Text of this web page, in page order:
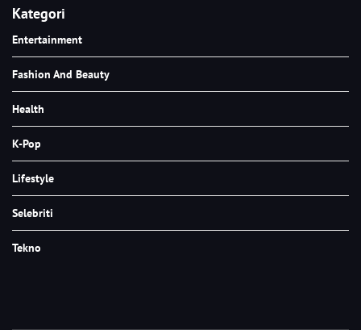
Kategori
Entertainment
Fashion And Beauty
Health
K-Pop
Lifestyle
Selebriti
Tekno